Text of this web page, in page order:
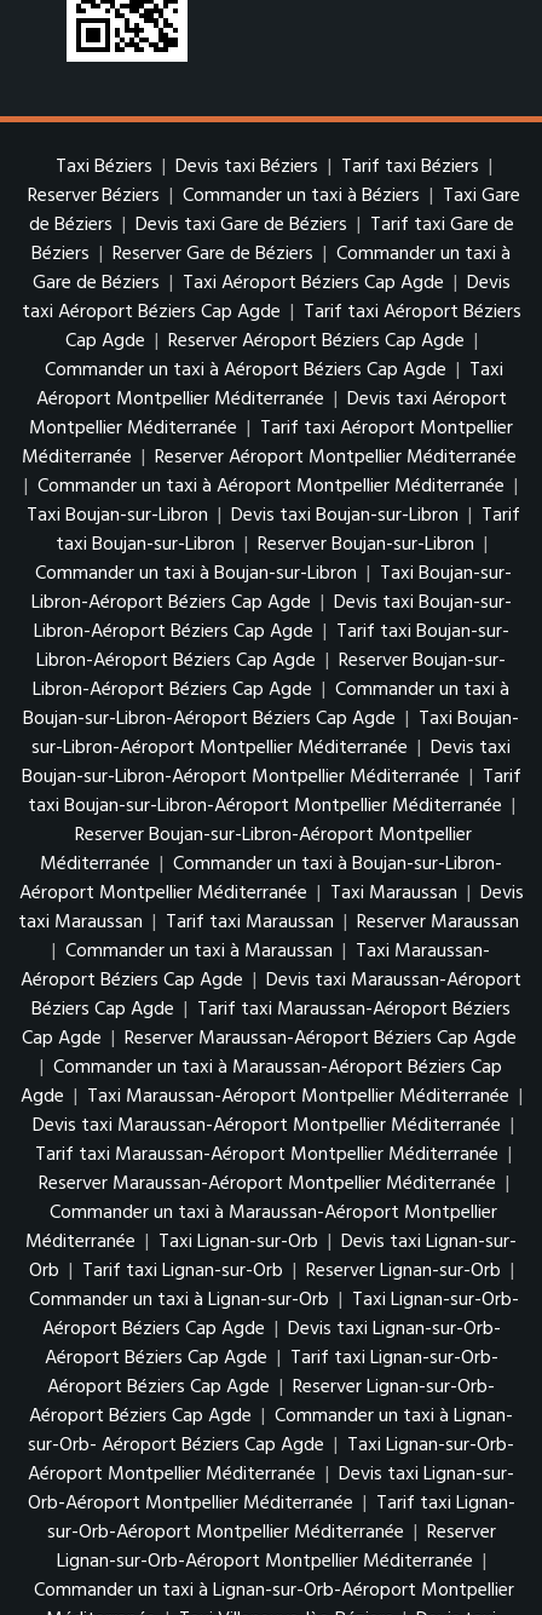
Taxi Béziers | Devis taxi Béziers | Tarif taxi Béziers |
Reserver Béziers | Commander un taxi à Béziers | Taxi Gare
de Béziers | Devis taxi Gare de Béziers | Tarif taxi Gare de
Béziers | Reserver Gare de Béziers | Commander un taxi à
Gare de Béziers | Taxi Aéroport Béziers Cap Agde | Devis
taxi Aéroport Béziers Cap Agde | Tarif taxi Aéroport Béziers
Cap Agde | Reserver Aéroport Béziers Cap Agde |
Commander un taxi à Aéroport Béziers Cap Agde | Taxi
Aéroport Montpellier Méditerranée | Devis taxi Aéroport
Montpellier Méditerranée | Tarif taxi Aéroport Montpellier
Méditerranée | Reserver Aéroport Montpellier Méditerranée
| Commander un taxi à Aéroport Montpellier Méditerranée |
Taxi Boujan-sur-Libron | Devis taxi Boujan-sur-Libron | Tarif
taxi Boujan-sur-Libron | Reserver Boujan-sur-Libron |
Commander un taxi à Boujan-sur-Libron | Taxi Boujan-sur-
Libron-Aéroport Béziers Cap Agde | Devis taxi Boujan-sur-
Libron-Aéroport Béziers Cap Agde | Tarif taxi Boujan-sur-
Libron-Aéroport Béziers Cap Agde | Reserver Boujan-sur-
Libron-Aéroport Béziers Cap Agde | Commander un taxi à
Boujan-sur-Libron-Aéroport Béziers Cap Agde | Taxi Boujan-
sur-Libron-Aéroport Montpellier Méditerranée | Devis taxi
Boujan-sur-Libron-Aéroport Montpellier Méditerranée | Tarif
taxi Boujan-sur-Libron-Aéroport Montpellier Méditerranée |
Reserver Boujan-sur-Libron-Aéroport Montpellier
Méditerranée | Commander un taxi à Boujan-sur-Libron-
Aéroport Montpellier Méditerranée | Taxi Maraussan | Devis
taxi Maraussan | Tarif taxi Maraussan | Reserver Maraussan
| Commander un taxi à Maraussan | Taxi Maraussan-
Aéroport Béziers Cap Agde | Devis taxi Maraussan-Aéroport
Béziers Cap Agde | Tarif taxi Maraussan-Aéroport Béziers
Cap Agde | Reserver Maraussan-Aéroport Béziers Cap Agde
| Commander un taxi à Maraussan-Aéroport Béziers Cap
Agde | Taxi Maraussan-Aéroport Montpellier Méditerranée |
Devis taxi Maraussan-Aéroport Montpellier Méditerranée |
Tarif taxi Maraussan-Aéroport Montpellier Méditerranée |
Reserver Maraussan-Aéroport Montpellier Méditerranée |
Commander un taxi à Maraussan-Aéroport Montpellier
Méditerranée | Taxi Lignan-sur-Orb | Devis taxi Lignan-sur-
Orb | Tarif taxi Lignan-sur-Orb | Reserver Lignan-sur-Orb |
Commander un taxi à Lignan-sur-Orb | Taxi Lignan-sur-Orb-
Aéroport Béziers Cap Agde | Devis taxi Lignan-sur-Orb-
Aéroport Béziers Cap Agde | Tarif taxi Lignan-sur-Orb-
Aéroport Béziers Cap Agde | Reserver Lignan-sur-Orb-
Aéroport Béziers Cap Agde | Commander un taxi à Lignan-
sur-Orb- Aéroport Béziers Cap Agde | Taxi Lignan-sur-Orb-
Aéroport Montpellier Méditerranée | Devis taxi Lignan-sur-
Orb-Aéroport Montpellier Méditerranée | Tarif taxi Lignan-
sur-Orb-Aéroport Montpellier Méditerranée | Reserver
Lignan-sur-Orb-Aéroport Montpellier Méditerranée |
Commander un taxi à Lignan-sur-Orb-Aéroport Montpellier